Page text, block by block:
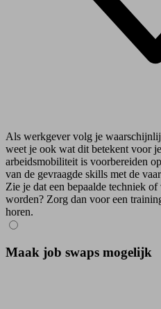
Als werkgever volg je
weet je ook wat dit betekent voor
arbeidsmobiliteit is voorbereiden
van de gevraagde skills met de
Zie je dat een bepaalde techniek
worden? Zorg dan voor een
horen.
Maak job swaps mogelijk